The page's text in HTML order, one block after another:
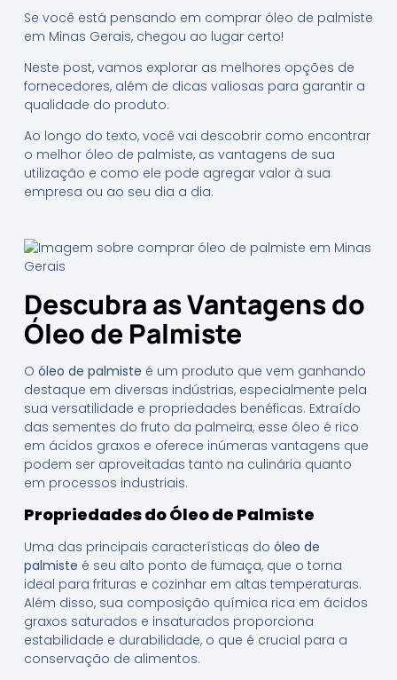
Se você está pensando em comprar óleo de palmiste
em Minas Gerais, chegou ao lugar certo!
Neste post, vamos explorar as melhores opções de
fornecedores, além de dicas valiosas para garantir a
qualidade do produto.
Ao longo do texto, você vai descobrir como encontrar
o melhor óleo de palmiste, as vantagens de sua
utilização e como ele pode agregar valor à sua
empresa ou ao seu dia a dia.
Descubra as Vantagens do
Óleo de Palmiste
O óleo de palmiste é um produto que vem ganhando
destaque em diversas indústrias, especialmente pela
sua versatilidade e propriedades benéficas. Extraído
das sementes do fruto da palmeira, esse óleo é rico
em ácidos graxos e oferece inúmeras vantagens que
podem ser aproveitadas tanto na culinária quanto
em processos industriais.
Propriedades do Óleo de Palmiste
Uma das principais características do óleo de
palmiste é seu alto ponto de fumaça, que o torna
ideal para frituras e cozinhar em altas temperaturas.
Além disso, sua composição química rica em ácidos
graxos saturados e insaturados proporciona
estabilidade e durabilidade, o que é crucial para a
conservação de alimentos.